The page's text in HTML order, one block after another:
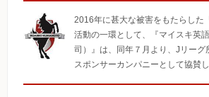
2016年に甚大な被害をもたらした
活動の一環として、『マイスキ英
司）』は、同年７月より、Jリーグ
スポンサーカンパニーとして協賛し